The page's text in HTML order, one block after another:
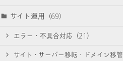
サイト運用 (69)
エラー・不具合対応 (21)
サイト・サーバー移転・ドメイン移管